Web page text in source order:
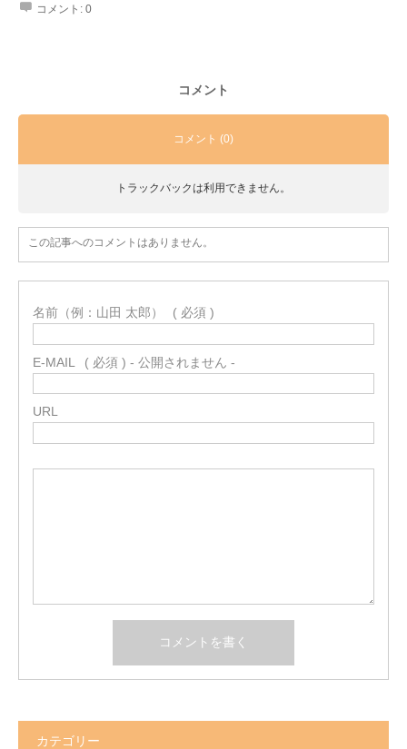
コメント: 0
コメント
コメント (0)
トラックバックは利用できません。
この記事へのコメントはありません。
名前（例：山田 太郎） ( 必須 )
E-MAIL ( 必須 ) - 公開されません -
URL
カテゴリー